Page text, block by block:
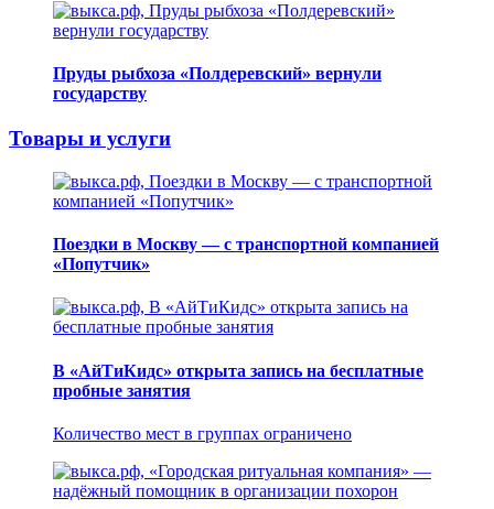
Пруды рыбхоза «Полдеревский» вернули
государству
Товары и услуги
Поездки в Москву — с транспортной компанией
«Попутчик»
В «АйТиКидс» открыта запись на бесплатные
пробные занятия
Количество мест в группах ограничено